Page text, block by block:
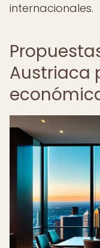
internacionales.
Austriaca